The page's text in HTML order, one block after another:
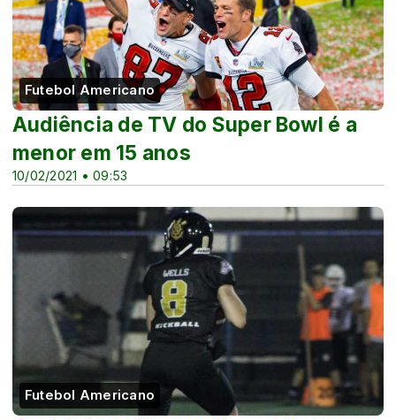
Futebol Americano
10/02/2021 • 09:53
Audiência de TV do Super Bowl é a
menor em 15 anos
Futebol Americano